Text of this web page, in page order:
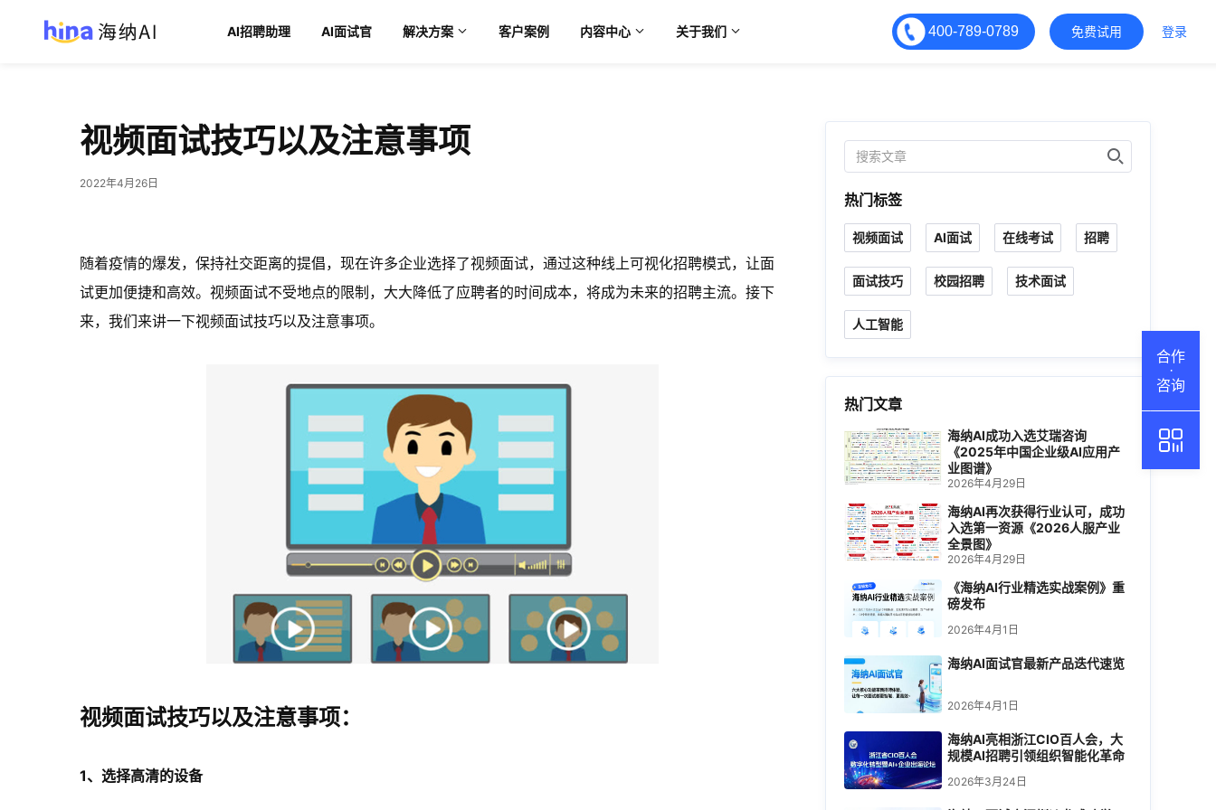
AI招聘助理 AI面试官 解决方案 客户案例 内容中心 关于我们 400-789-0789 免费试用 登录
视频面试技巧以及注意事项
2022年4月26日
随着疫情的爆发，保持社交距离的提倡，现在许多企业选择了视频面试，通过这种线上可视化招聘模式，让面
试更加便捷和高效。视频面试不受地点的限制，大大降低了应聘者的时间成本，将成为未来的招聘主流。接下
来，我们来讲一下视频面试技巧以及注意事项。
视频面试技巧以及注意事项：
1、选择高清的设备
热门标签
视频面试 AI面试 在线考试 招聘
面试技巧 校园招聘 技术面试
人工智能
热门文章
海纳AI成功入选艾瑞咨询
《2025年中国企业级AI应用产
业图谱》
2026年4月29日
海纳AI再次获得行业认可，成功
入选第一资源《2026人服产业
全景图》
2026年4月29日
《海纳AI行业精选实战案例》重
磅发布
2026年4月1日
海纳AI面试官最新产品迭代速览
2026年4月1日
海纳AI亮相浙江CIO百人会，大
规模AI招聘引领组织智能化革命
2026年3月24日
合作
·
咨询